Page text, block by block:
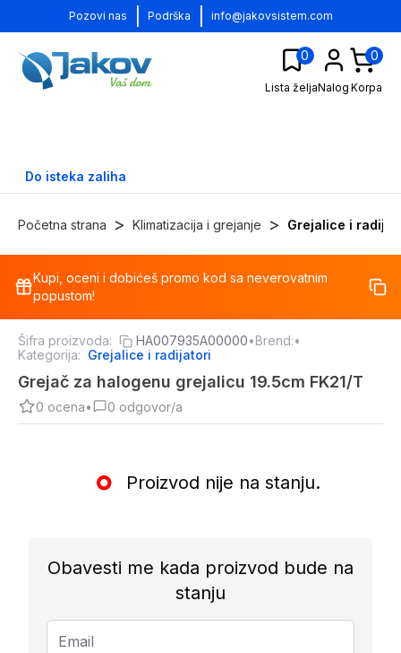
Pozovi nas Podrška info@jakovsistem.com
0
Lista željaNalog
0
Korpa
Do isteka zaliha
Početna strana > Klimatizacija i grejanje > Grejalice i
%
Kupi, oceni i dobićeš promo kod sa neverovatnim
popustom!
Šifra proizvoda: HA007935A00000•Brend:•
Kategorija: Grejalice i radijatori
Grejač za halogenu grejalicu 19.5cm FK21/T
0 ocena• 0 odgovor/a
Proizvod nije na stanju.
Obavesti me kada proizvod bude na
stanju